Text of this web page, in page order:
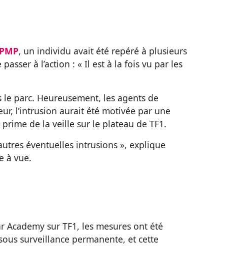
, un individu avait été repéré à plusieurs
à l’action : « Il est à la fois vu par les
parc. Heureusement, les agents de
l’intrusion aurait été motivée par une
de la veille sur le plateau de TF1.
éventuelles intrusions », explique
à vue.
sur TF1, les mesures ont été
surveillance permanente, et cette